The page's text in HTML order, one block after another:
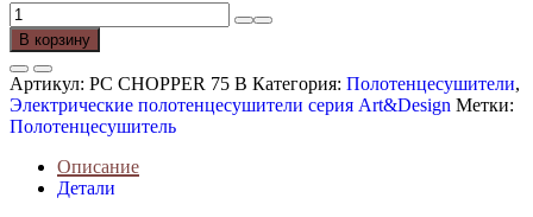
Количество
товара
Полотенцесушитель
электрический
Primoclima
CHOPPER
622*516,
трубок,
черный
В корзину
Артикул: PC CHOPPER 75 B Категория: Полотенцесушители,
Электрические полотенцесушители серия Art&Design Метки:
Полотенцесушитель
Описание
Детали